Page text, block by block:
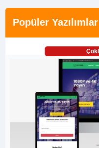
Popüler Yazılımlar